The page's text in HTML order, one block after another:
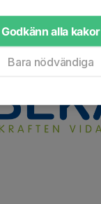
Godkänn alla kakor
Bara nödvändiga